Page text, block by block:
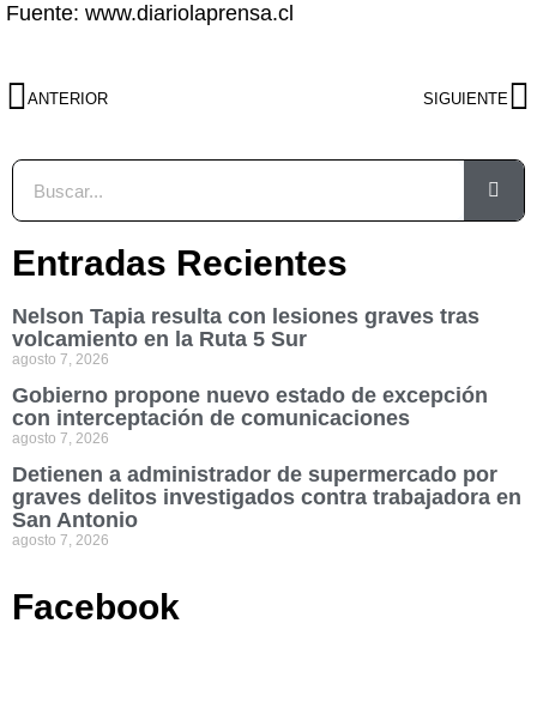
Fuente: www.diariolaprensa.cl
ANTERIOR SIGUIENTE
Entradas Recientes
Nelson Tapia resulta con lesiones graves tras
volcamiento en la Ruta 5 Sur
agosto 7, 2026
Gobierno propone nuevo estado de excepción
con interceptación de comunicaciones
agosto 7, 2026
Detienen a administrador de supermercado por
graves delitos investigados contra trabajadora en
San Antonio
agosto 7, 2026
Facebook